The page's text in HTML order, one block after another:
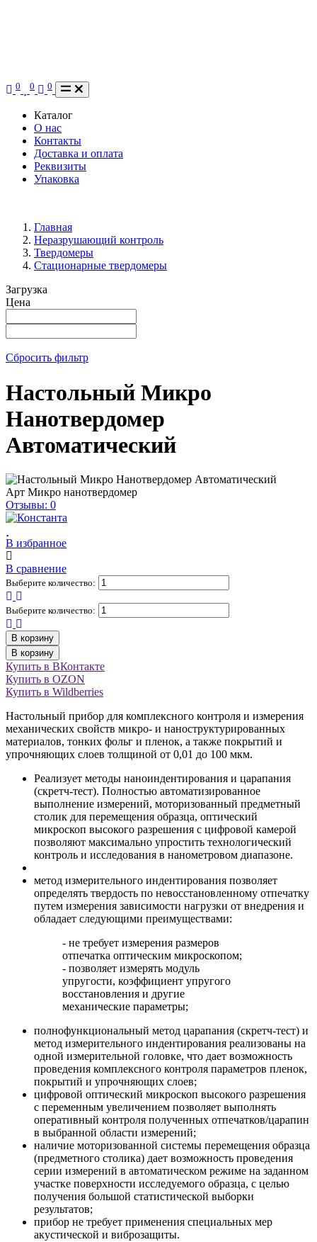
0 0 0
Каталог
О нас
Контакты
Доставка и оплата
Реквизиты
Упаковка
Главная
Неразрушающий контроль
Твердомеры
Стационарные твердомеры
Загрузка
Цена
Сбросить фильтр
Настольный Микро
Нанотвердомер
Автоматический
Арт Микро нанотвердомер
Отзывы: 0
В избранное
В сравнение
Выберите количество:
Выберите количество:
В корзину
В корзину
Купить в ВКонтакте
Купить в OZON
Купить в Wildberries
Настольный прибор для комплексного контроля и измерения
механических свойств микро- и наноструктурированных
материалов, тонких фольг и пленок, а также покрытий и
упрочняющих слоев толщиной от 0,01 до 100 мкм.
Реализует методы наноиндентирования и царапания
(скретч-тест). Полностью автоматизированное
выполнение измерений, моторизованный предметный
столик для перемещения образца, оптический
микроскоп высокого разрешения с цифровой камерой
позволяют максимально упростить технологический
контроль и исследования в нанометровом диапазоне.
метод измерительного индентирования позволяет
определять твердость по невосстановленному отпечатку
путем измерения зависимости нагрузки от внедрения и
обладает следующими преимуществами:
- не требует измерения размеров
отпечатка оптическим микроскопом;
- позволяет измерять модуль
упругости, коэффициент упругого
восстановления и другие
механические параметры;
полнофункциональный метод царапания (скретч-тест) и
метод измерительного индентирования реализованы на
одной измерительной головке, что дает возможность
проведения комплексного контроля параметров пленок,
покрытий и упрочняющих слоев;
цифровой оптический микроскоп высокого разрешения
с переменным увеличением позволяет выполнять
оперативный контроля полученных отпечатков/царапин
в выбранной области измерений;
наличие моторизованной системы перемещения образца
(предметного столика) дает возможность проведения
серии измерений в автоматическом режиме на заданном
участке поверхности исследуемого образца, с целью
получения большой статистической выборки
результатов;
прибор не требует применения специальных мер
акустической и виброзащиты.